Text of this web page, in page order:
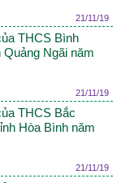
21/11/19
THCS Bình
Ngãi năm
21/11/19
THCS Bắc
Hòa Bình năm
21/11/19